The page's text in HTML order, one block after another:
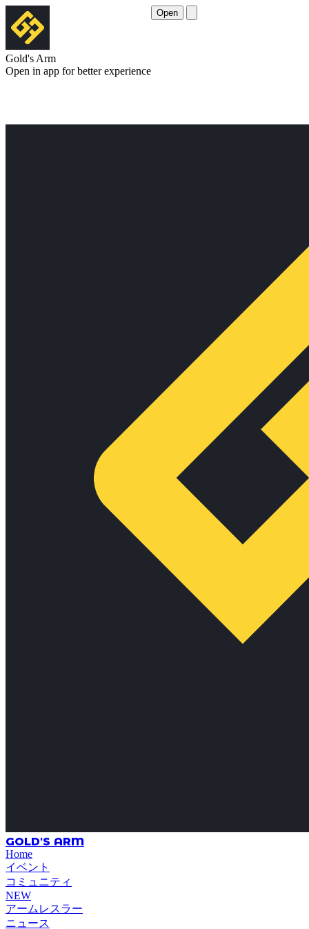
Gold's Arm
Open in app for better experience
Open
GOLD'S ARM
Home
イベント
コミュニティ
NEW
アームレスラー
ニュース